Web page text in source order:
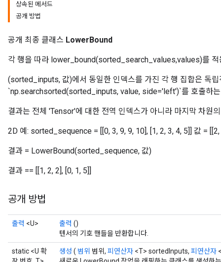
상속된 메서드
공개 방법
공개 최종 클래스 LowerBound
각 행을 따라 lower_bound(sorted_search_values,values)를 적
(sorted_inputs, 값)에서 동일한 인덱스를 가진 각 행 집합은 독
`np.searchsorted(sorted_inputs, value, side='left')`를 호출하는
결과는 전체 'Tensor'에 대한 전역 인덱스가 아니라 마지막 차원
2D 예: sorted_sequence = [[0, 3, 9, 9, 10], [1, 2, 3, 4, 5]] 값 = [[2,
결과 = LowerBound(sorted_sequence, 값)
결과 == [[1, 2, 2], [0, 1, 5]]
공개 방법
출력 <U> 출력 ()
텐서의 기호 핸들을 반환합니다.
static <U 확
생성 ( 범위 범위, 피연산자 <T> sortedInputs, 피연산자